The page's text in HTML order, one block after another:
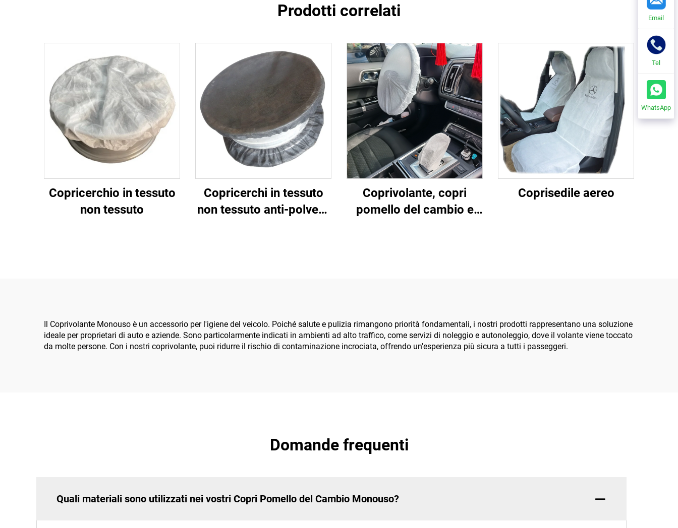
Prodotti correlati
Copricerchio in tessuto
non tessuto
Copricerchi in tessuto
non tessuto anti-polvere
Coprivolante, copri
pomello del cambio e
Coprisedile aereo
Il Coprivolante Monouso è un accessorio per l'igiene del veicolo. Poiché salute e pulizia rimangono priorità fondamentali, i nostri prodotti rappresentano una soluzione
ideale per proprietari di auto e aziende. Sono particolarmente indicati in ambienti ad alto traffico, come servizi di noleggio e autonoleggio, dove il volante viene toccato
da molte persone. Con i nostri coprivolante, puoi ridurre il rischio di contaminazione incrociata, offrendo un'esperienza più sicura a tutti i passeggeri.
Domande frequenti
Quali materiali sono utilizzati nei vostri Copri Pomello del Cambio Monouso?
Email
Tel
WhatsApp